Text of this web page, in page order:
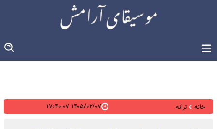
خانه ترانه ۱۴۰۵/۰۲/۰۷ ۱۷:۴۰:۰۷